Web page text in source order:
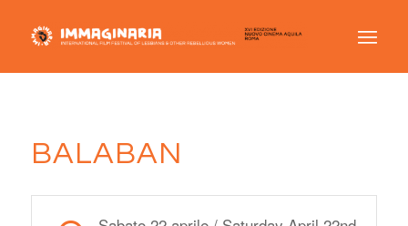
BALABAN